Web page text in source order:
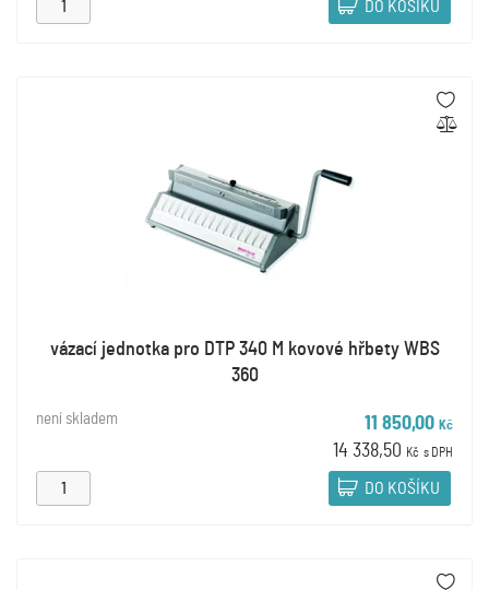
DO KOŠÍKU
vázací jednotka pro DTP 340 M kovové hřbety WBS
360
není skladem 11 850,00 Kč
14 338,50 Kč s DPH
DO KOŠÍKU